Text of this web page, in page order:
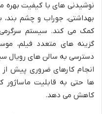
نوشیدنی های با کیفیت بهره
بهداشتی، جوراب و چشم بند،
کمک می کند. سیستم
گزینه های متعدد فیلم،
دسترسی به سالن های رویال
انجام کارهای ضروری پیش از
ها حتی به قابلیت
کاهش می دهد.